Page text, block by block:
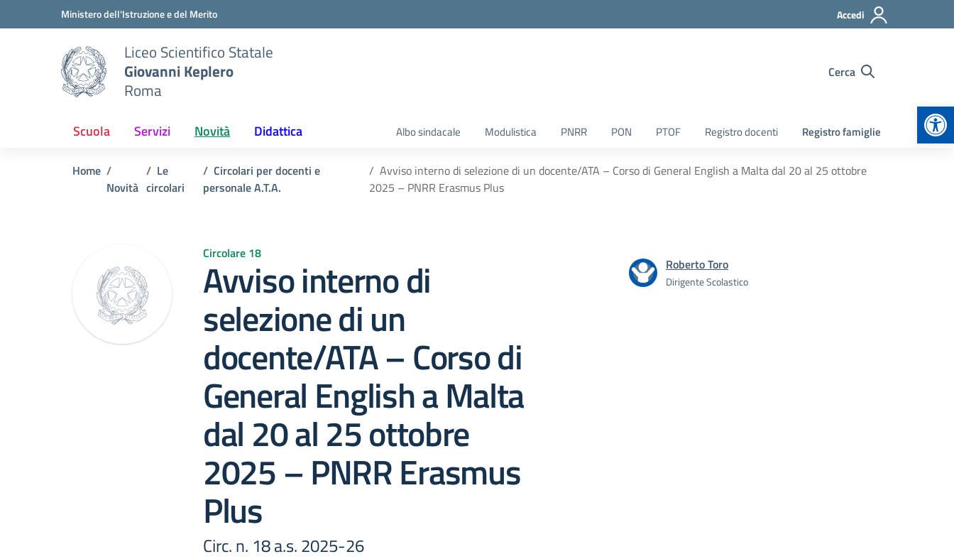
Vai ai contenuti
Vai al menu di navigazioneMinistero dell'Istruzione e del Merito Accedi
Liceo Scientifico Statale
Giovanni Keplero
Roma
Cerca
Scuola Servizi Novità Didattica Albo sindacale Modulistica PNRR PON PTOF Registro docenti Registro famiglie
Home
Novità
Le
circolari
Circolari per docenti e
personale A.T.A.
Avviso interno di selezione di un docente/ATA – Corso di General English a Malta dal 20 al 25 ottobre
2025 – PNRR Erasmus Plus
Circolare 18
Avviso interno di
selezione di un
docente/ATA – Corso di
General English a Malta
dal 20 al 25 ottobre
2025 – PNRR Erasmus
Plus
Circ. n. 18 a.s. 2025-26
Roberto Toro
Dirigente Scolastico